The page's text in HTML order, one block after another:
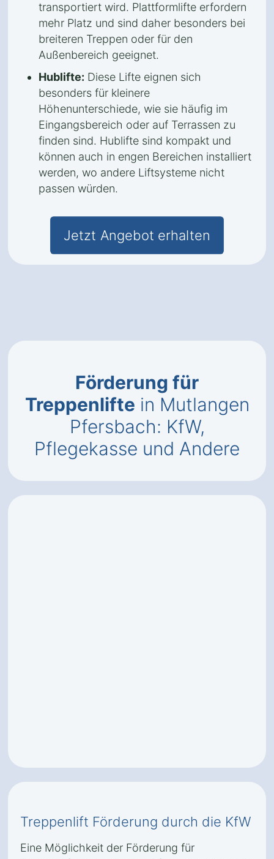
transportiert wird. Plattformlifte erfordern
mehr Platz und sind daher besonders bei
breiteren Treppen oder für den
Außenbereich geeignet.
Hublifte: Diese Lifte eignen sich
besonders für kleinere
Höhenunterschiede, wie sie häufig im
Eingangsbereich oder auf Terrassen zu
finden sind. Hublifte sind kompakt und
können auch in engen Bereichen installiert
werden, wo andere Liftsysteme nicht
passen würden.
Jetzt Angebot erhalten
Förderung für
Treppenlifte in Mutlangen
Pfersbach: KfW,
Pflegekasse und Andere
Treppenlift Förderung durch die KfW
Eine Möglichkeit der Förderung für